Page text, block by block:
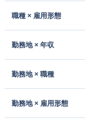
職種 × 雇用形態
勤務地 × 年収
勤務地 × 職種
勤務地 × 雇用形態